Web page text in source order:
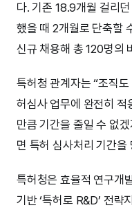
다. 기존 18.9개월 걸리
했을 때 2개월로 단축할
신규 채용해 총 120명의
특허청 관계자는 “조직
허심사 업무에 완전히 적
만큼 기간을 줄일 수 없
면 특허 심사처리 기간을
특허청은 효율적 연구개
기반 ‘특허로 R&D’ 전략